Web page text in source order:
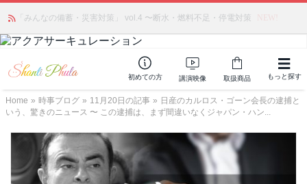
「みんなの備蓄・災害対策」 vol.4 〜断水・燃料不足・停電対策 NEW!
初めての方 講演映像 取扱商品 もっと探す
Home » 時事ブログ » 11月20日の記事 » 日産のカルロス・ゴーン会長の逮捕と
いう、驚きのニュース 〜 この逮捕は、まず間違いなくジャパン・ハン...